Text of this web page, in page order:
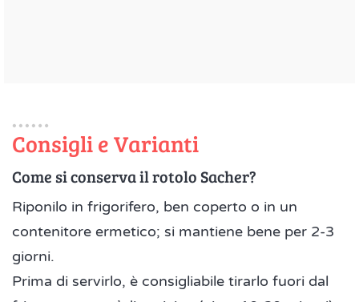
Consigli e Varianti
Come si conserva il rotolo Sacher?
Riponilo in frigorifero, ben coperto o in un
contenitore ermetico; si mantiene bene per 2-3
giorni.
Prima di servirlo, è consigliabile tirarlo fuori dal